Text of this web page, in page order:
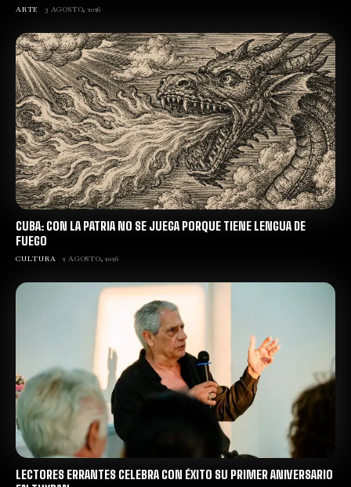
ARTE 3 AGOSTO, 2026
CUBA: CON LA PATRIA NO SE JUEGA PORQUE TIENE LENGUA DE
FUEGO
CULTURA 2 AGOSTO, 2026
LECTORES ERRANTES CELEBRA CON ÉXITO SU PRIMER ANIVERSARIO